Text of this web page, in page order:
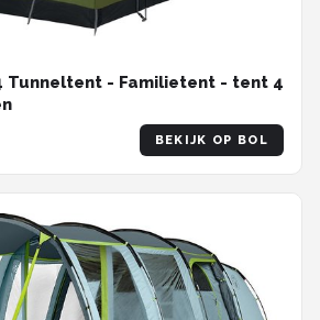
Tunneltent - Familietent - tent 4
BEKIJK OP BOL